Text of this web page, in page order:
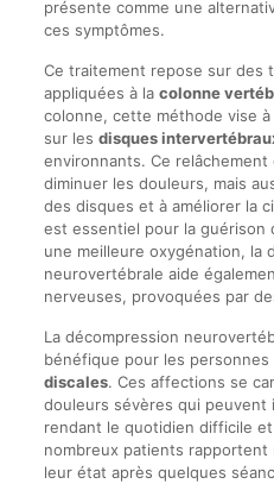
présente comme une
ces symptômes.
Ce traitement repose sur des
appliquées à la colonne
colonne, cette méthode vise
sur les disques
environnants. Ce
diminuer les douleurs, mais
des disques et à améliorer la
est essentiel pour la guérison
une meilleure oxygénation, la
neurovertébrale aide
nerveuses, provoquées par
La décompression
bénéfique pour les personnes
discales. Ces affections se
douleurs sévères qui peuvent
rendant le quotidien difficile
nombreux patients
leur état après quelques